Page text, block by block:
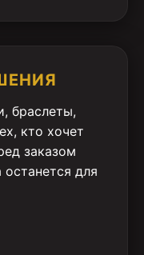
браслеты,
кто хочет
заказом
останется для